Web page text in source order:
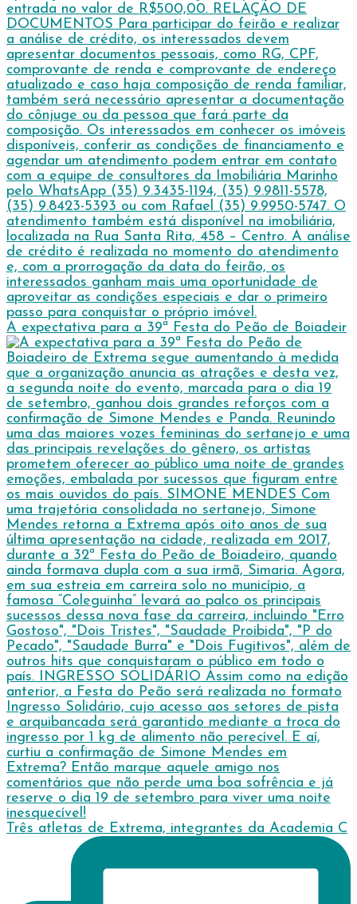
A expectativa para a 39ª Festa do Peão de Boiadeir
Três atletas de Extrema, integrantes da Academia C